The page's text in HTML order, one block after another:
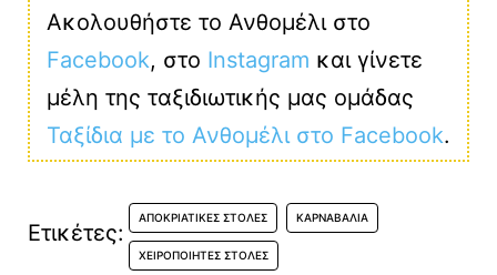
Ακολουθήστε το Ανθομέλι στο
Facebook, στο Instagram και γίνετε
μέλη της ταξιδιωτικής μας ομάδας
Ταξίδια με το Ανθομέλι στο Facebook.
Ετικέτες:
ΑΠΟΚΡΙΆΤΙΚΕΣ ΣΤΟΛΈΣ ΚΑΡΝΑΒΆΛΙΑ
ΧΕΙΡΟΠΟΊΗΤΕΣ ΣΤΟΛΈΣ